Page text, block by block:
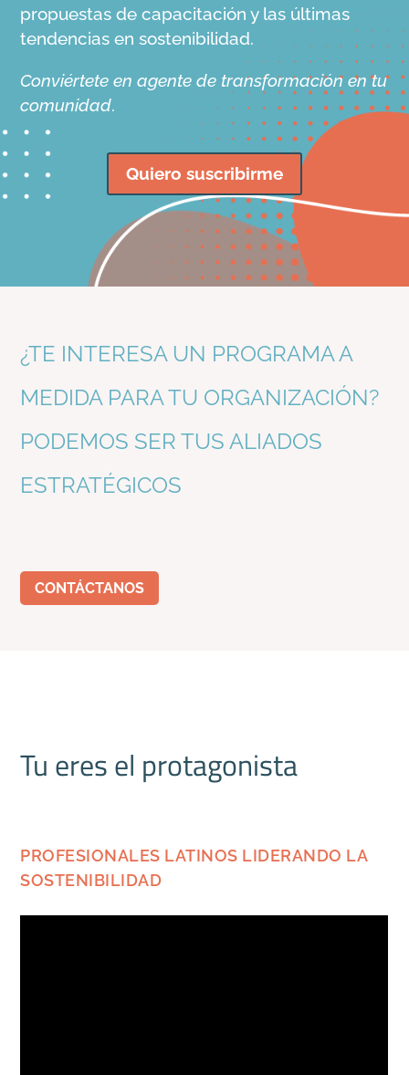
propuestas de capacitación y las últimas
tendencias en sostenibilidad.
Conviértete en agente de transformación en tu
comunidad.
Quiero suscribirme
¿TE INTERESA UN PROGRAMA A
MEDIDA PARA TU ORGANIZACIÓN?
PODEMOS SER TUS ALIADOS
ESTRATÉGICOS
CONTÁCTANOS
Tu eres el protagonista
PROFESIONALES LATINOS LIDERANDO LA
SOSTENIBILIDAD